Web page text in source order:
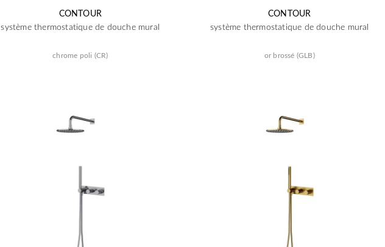
CONTOUR
système thermostatique de douche mural
chrome poli (CR)
CONTOUR
système thermostatique de douche mural
or brossé (GLB)